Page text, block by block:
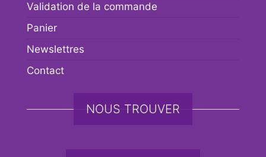
Validation de la commande
Panier
Newslettres
Contact
NOUS TROUVER